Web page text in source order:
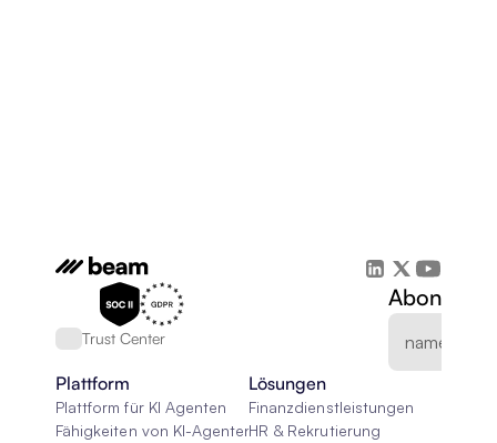
Trust Center
Plattform
Plattform für KI Agenten
Fähigkeiten von KI-Agenten
Lösungen
Finanzdienstleistungen
HR & Rekrutierung